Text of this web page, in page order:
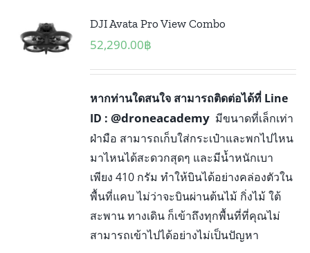
DJI Avata Pro View Combo
52,290.00฿
หากท่านใดสนใจ สามารถติดต่อได้ที่ Line
ID :@droneacademy มีขนาดที่เล็กเท่า
ฝ่ามือ สามารถเก็บใส่กระเป๋าและพกไปไหน
มาไหนได้สะดวกสุดๆ และมีน้ำหนักเบา
เพียง 410 กรัม ทำให้บินได้อย่างคล่องตัวใน
พื้นที่แคบ ไม่ว่าจะบินผ่านต้นไม้ กิ่งไม้ ใต้
สะพาน ทางเดิน ก็เข้าถึงทุกพื้นที่ที่คุณไม่
สามารถเข้าไปได้อย่างไม่เป็นปัญหา